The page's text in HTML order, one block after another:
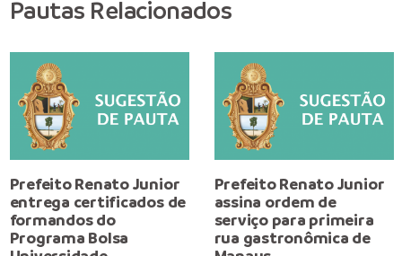
Pautas Relacionados
Prefeito Renato Junior
entrega certificados de
formandos do
Programa Bolsa
Prefeito Renato Junior
assina ordem de
serviço para primeira
rua gastronômica de